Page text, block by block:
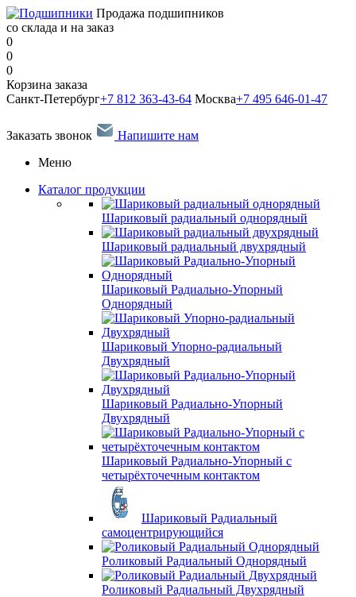
Продажа подшипников
со склада и на заказ
0
0
0
Корзина заказа
Санкт-Петербург+7 812 363-43-64 Москва+7 495 646-01-47
Заказать звонок
Напишите нам
Меню
Каталог продукции
Шариковый радиальный однорядный
Шариковый радиальный двухрядный
Шариковый Радиально-Упорный
Однорядный
Шариковый Упорно-радиальный
Двухрядный
Шариковый Радиально-Упорный
Двухрядный
Шариковый Радиально-Упорный с
четырёхточечным контактом
Шариковый Радиальный
самоцентрирующийся
Роликовый Радиальный Однорядный
Роликовый Радиальный Двухрядный